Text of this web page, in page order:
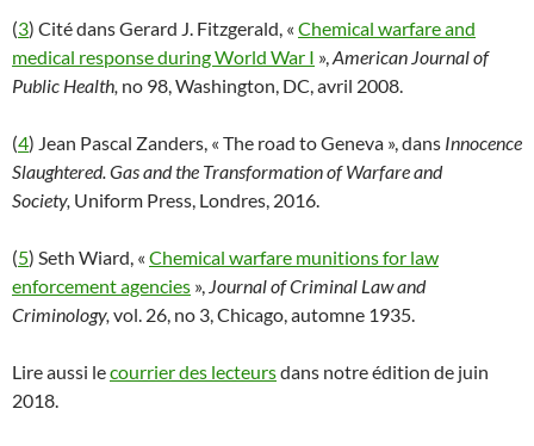
(3) Cité dans Gerard J. Fitzgerald, « Chemical warfare and
medical response during World War I »,American Journal of
Public Health, no 98, Washington, DC, avril 2008.
(4) Jean Pascal Zanders, « The road to Geneva », dans Innocence
Slaughtered. Gas and the Transformation of Warfare and
Society, Uniform Press, Londres, 2016.
(5) Seth Wiard, « Chemical warfare munitions for law
enforcement agencies », Journal of Criminal Law and
Criminology, vol. 26, no 3, Chicago, automne 1935.
Lire aussi lecourrier des lecteursdans notre édition de juin
2018.